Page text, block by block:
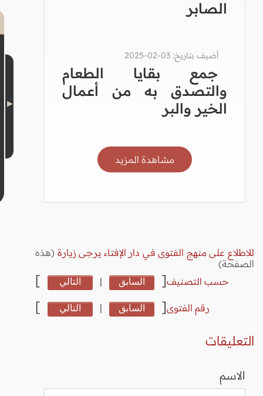
الصابر
أضيف بتاريخ: 03-02-2025
جمع بقايا الطعام
والتصدق به من أعمال
الخير والبر
مشاهدة المزيد
للاطلاع على منهج الفتوى في دار الإفتاء يرجى زيارة (هذه
الصفحة)
حسب التصنيف[ السابق | التالي ]
رقم الفتوى[ السابق | التالي ]
التعليقات
الاسم